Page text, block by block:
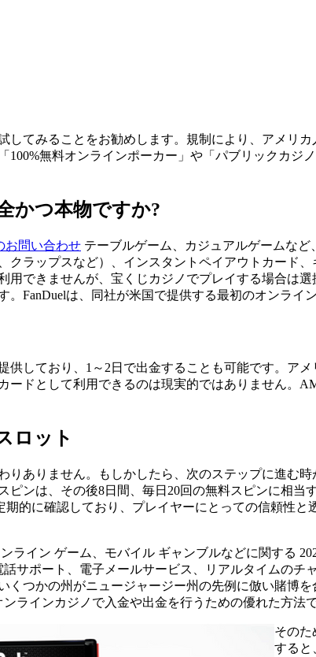
てみることをお勧めします。規制により、アメリ
無料オンラインポーカー」や「パブリックカジ
かつ本物ですか?
お問い合わせ テーブルゲーム、カジュアルゲームな
ラップスなど）、インスタントペイアウトカード
できませんが、宝くじカジノでプレイする場合は
FanDuelは、同社が米国で提供する最初のオンライ
しており、1～2日で出金することも可能です。ア
ードとして利用できるのは現実的ではありません。
ロット
ありません。もしかしたら、次のステップに進む
ンは、その後8日間、毎日20回の無料スピンに相当
的に確認しており、プレイヤーにとっての信頼性と
ライン ゲーム、モバイル ギャンブルなどに関する
サポート、電子メールサービス、リアルタイムのチ
つかの州がニュージャージー州の先例に倣い賭博を
ラインカジノで入金や出金を行うための優れた方法で
そのた
すると